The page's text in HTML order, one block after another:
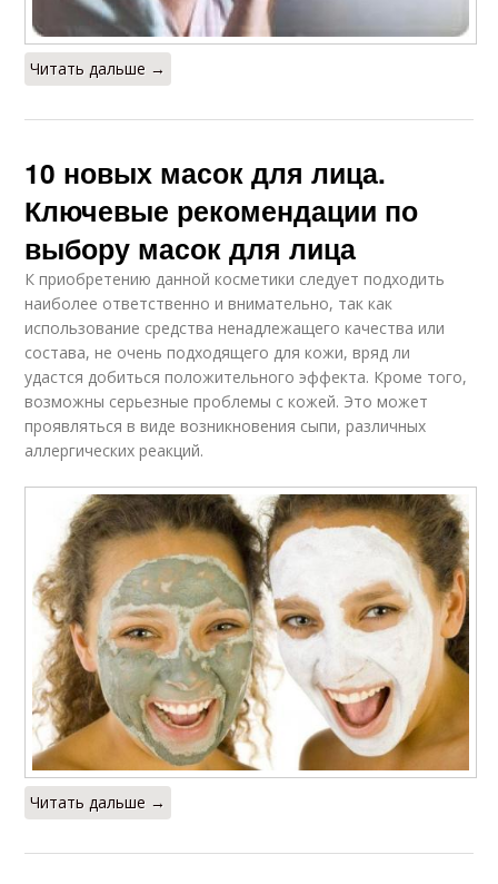
Читать дальше →
10 новых масок для лица.
Ключевые рекомендации по
выбору масок для лица
К приобретению данной косметики следует подходить
наиболее ответственно и внимательно, так как
использование средства ненадлежащего качества или
состава, не очень подходящего для кожи, вряд ли
удастся добиться положительного эффекта. Кроме того,
возможны серьезные проблемы с кожей. Это может
проявляться в виде возникновения сыпи, различных
аллергических реакций.
Читать дальше →